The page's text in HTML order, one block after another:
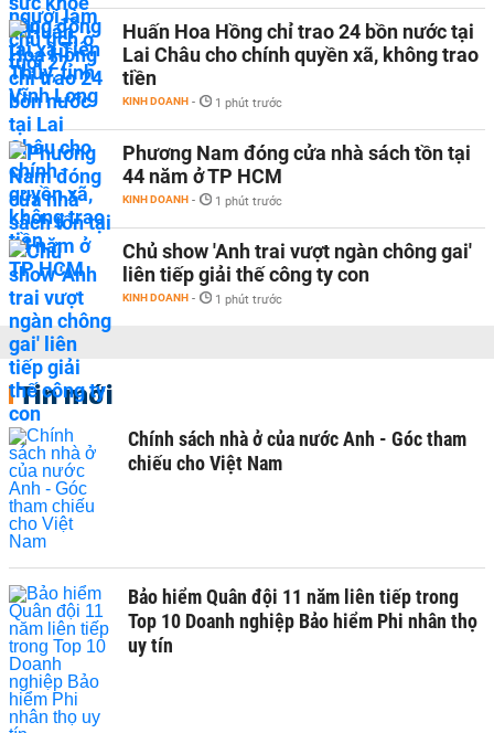
Huấn Hoa Hồng chỉ trao 24 bồn nước tại
Lai Châu cho chính quyền xã, không trao
tiền
KINH DOANH - 1 phút trước
Phương Nam đóng cửa nhà sách tồn tại
44 năm ở TP HCM
KINH DOANH - 1 phút trước
Chủ show 'Anh trai vượt ngàn chông gai'
liên tiếp giải thế công ty con
KINH DOANH - 1 phút trước
Tin mới
Chính sách nhà ở của nước Anh - Góc tham
chiếu cho Việt Nam
Bảo hiểm Quân đội 11 năm liên tiếp trong
Top 10 Doanh nghiệp Bảo hiểm Phi nhân thọ
uy tín